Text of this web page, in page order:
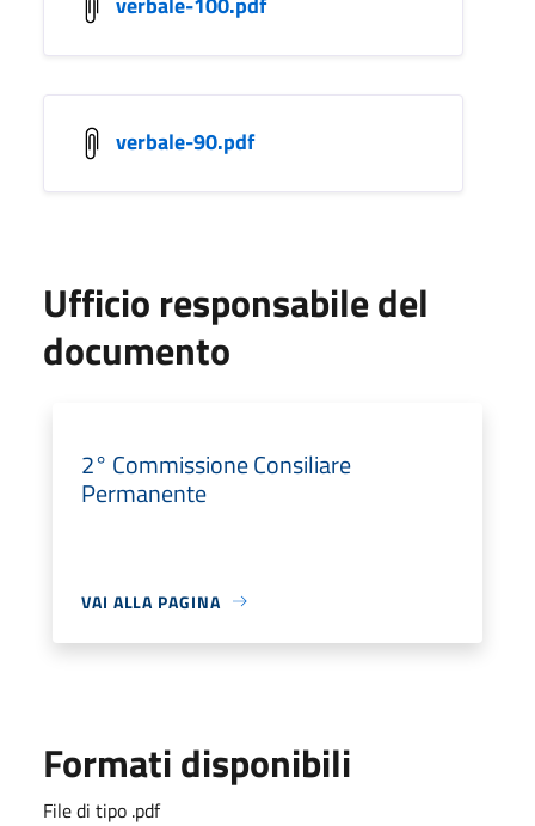
verbale-90.pdf
Ufficio responsabile del
documento
2° Commissione Consiliare
Permanente
VAI ALLA PAGINA
Formati disponibili
File di tipo .pdf